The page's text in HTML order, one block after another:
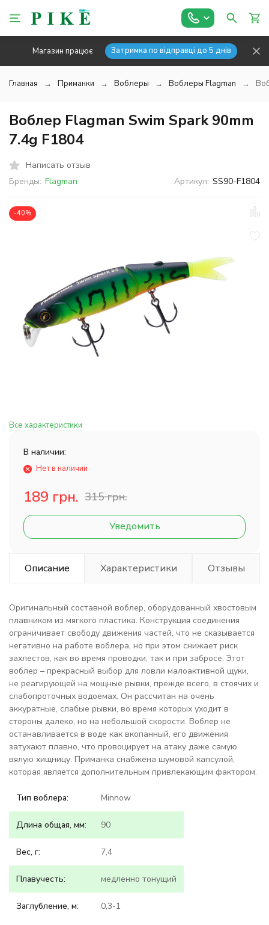
Магазин працює Затримка по відправці до 5 днів
Главная Приманки Воблеры Воблеры Flagman
Воблер Flagman Swim Spark 90mm
7.4g F1804
Написать отзыв
Бренды: Flagman Артикул: SS90-F1804
-40%
Все характеристики
В наличии:
Нет в наличии
189 грн. 315 грн.
Уведомить
Описание Характеристики Отзывы
Оригинальный составной воблер, оборудованный хвостовым
плавником из мягкого пластика. Конструкция соединения
ограничивает свободу движения частей, что не сказывается
негативно на работе воблера, но при этом снижает риск
захлестов, как во время проводки, так и при забросе. Этот
воблер – прекрасный выбор для ловли малоактивной щуки,
не реагирующей на мощные рывки, прежде всего, в стоячих и
слабопроточных водоемах. Он рассчитан на очень
аккуратные, слабые рывки, во время которых уходит в
стороны далеко, но на небольшой скорости. Воблер не
останавливается в воде как вкопанный, его движения
затухают плавно, что провоцирует на атаку даже самую
вялую хищницу. Приманка снабжена шумовой капсулой,
которая является дополнительным привлекающим фактором.
Тип воблера: Minnow
Длина общая, мм: 90
Вес, г: 7,4
Плавучесть: медленно тонущий
Заглубление, м: 0,3-1